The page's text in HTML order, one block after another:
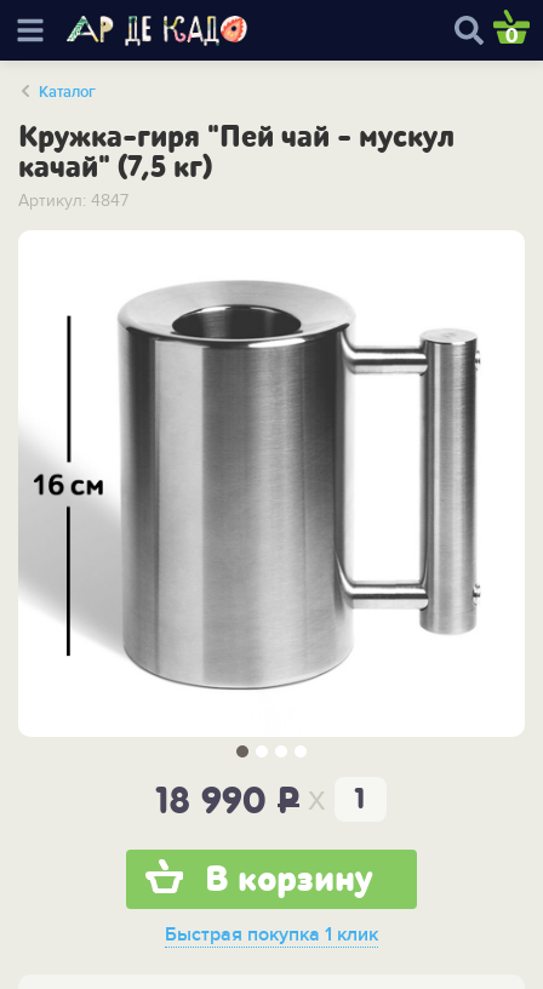
0
Каталог
Кружка-гиря "Пей чай - мускул
качай" (7,5 кг)
Артикул: 4847
18 990 P x
В корзину
Быстрая покупка 1 клик